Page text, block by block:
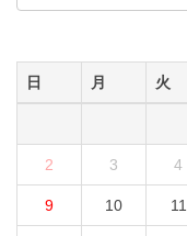
日 月 火
2 3 4
9 10 11